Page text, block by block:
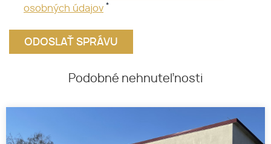
osobných údajov *
Podobné nehnuteľnosti